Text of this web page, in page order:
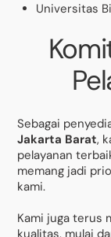
Universitas
Sebagai
Jakarta Barat,
pelayanan
memang jadi
kami.
Kami juga terus
kualitas, mulai